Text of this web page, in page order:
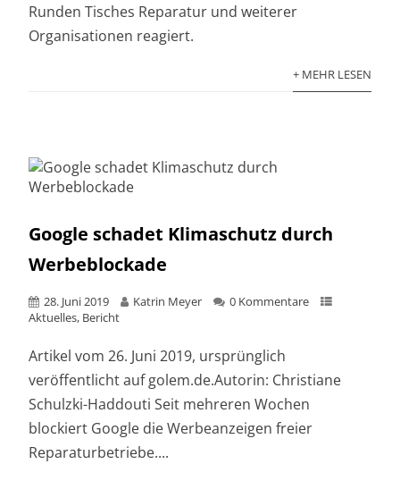
Runden Tisches Reparatur und weiterer
Organisationen reagiert.
+ MEHR LESEN
Google schadet Klimaschutz durch
Werbeblockade
28. Juni 2019 Katrin Meyer
0 Kommentare
Aktuelles, Bericht
Artikel vom 26. Juni 2019, ursprünglich
veröffentlicht auf golem.de.Autorin: Christiane
Schulzki-Haddouti Seit mehreren Wochen
blockiert Google die Werbeanzeigen freier
Reparaturbetriebe....